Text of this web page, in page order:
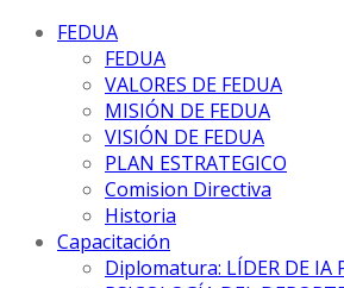
FEDUA
FEDUA
VALORES DE FEDUA
MISIÓN DE FEDUA
VISIÓN DE FEDUA
PLAN ESTRATEGICO
Comision Directiva
Historia
Capacitación
Diplomatura: LÍDER DE IA